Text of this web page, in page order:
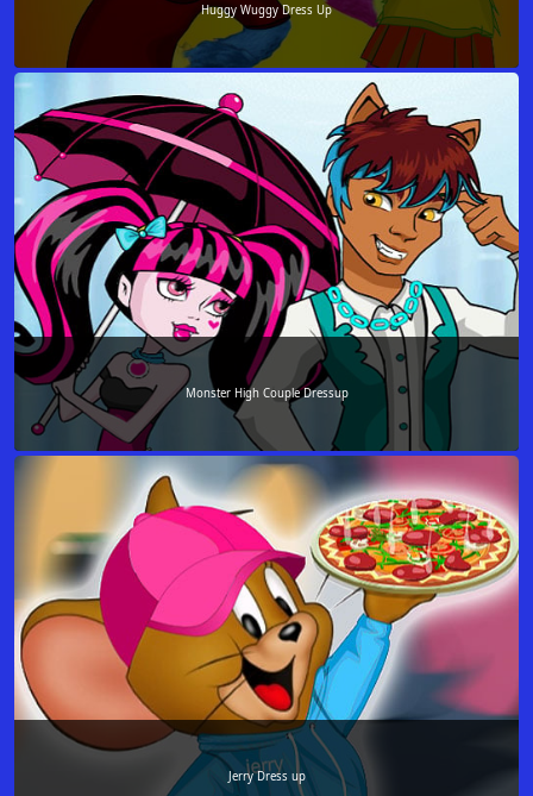
Huggy Wuggy Dress Up
Monster High Couple Dressup
Jerry Dress up